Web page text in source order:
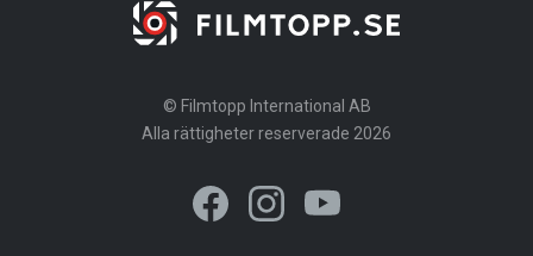
© Filmtopp International AB
Alla rättigheter reserverade 2026